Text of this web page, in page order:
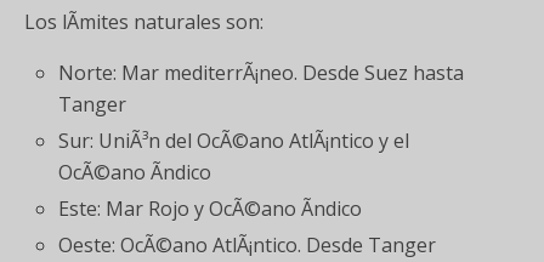
Los lÃ­mites naturales son:
Norte: Mar mediterrÃ¡neo. Desde Suez hasta
Tanger
Sur: UniÃ³n del OcÃ©ano AtlÃ¡ntico y el
OcÃ©ano Ãndico
Este: Mar Rojo y OcÃ©ano Ãndico
Oeste: OcÃ©ano AtlÃ¡ntico. Desde Tanger